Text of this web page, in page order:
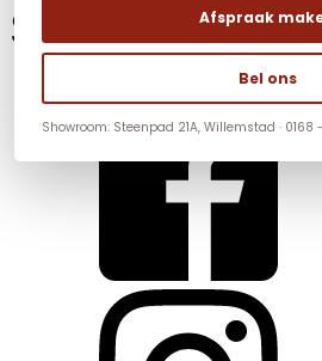
Social Media
Afspraak
Bel ons
Showroom: Steenpad 21A, Willemstad · 0168